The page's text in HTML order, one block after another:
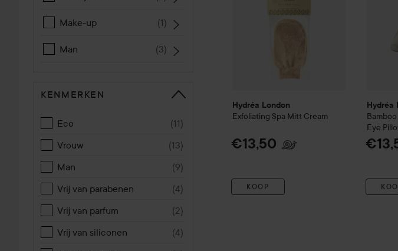
Make-up (1)
Man (3)
KENMERKEN
Eco (11)
Vrouw
(13)
Man
(9)
Vrij van parabenen
(4)
Vrij van parfum
(2)
Vrij van siliconen
(4)
Hydréa London
Exfoliating Spa Mitt Cream
€13,50
KOOP
Hydréa
Eye